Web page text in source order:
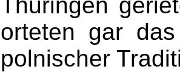
orteten gar
polnischer